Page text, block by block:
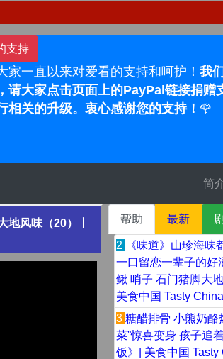
支持
家一直以来对爱看的支持和呵护！ 我
请大家点击页面上的PayPal链接捐赠
相关的升级。衷心感谢您的支持！ 🌹
简
地风味（20）丨
帮助 最新
2
《味道》山珍海味
一口留恋一辈子的好
鳅 哨子 石门猪脚大
美食中国 Tasty China
3 糖醋排骨 小熊奶酪
菜”惊喜变身 孩子追
饭》| 美食中国 Tasty